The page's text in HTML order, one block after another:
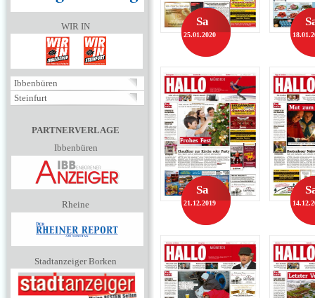
WIR IN
Ibbenbüren
Steinfurt
PARTNERVERLAGE
Ibbenbüren
Rheine
Stadtanzeiger Borken
Sa
25.01.2020
Sa
21.12.2019